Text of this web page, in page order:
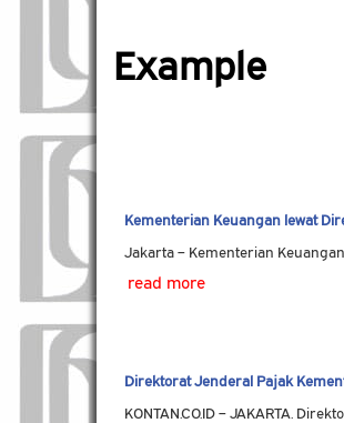
Example
Kementerian Keuangan lewat
Jakarta – Kementerian
read more
Direktorat Jenderal Pajak
KONTAN.CO.ID – JAKARTA.